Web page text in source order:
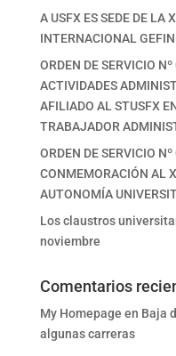
A USFX ES SEDE DE LA
INTERNACIONAL
ORDEN DE SERVICIO
ACTIVIDADES
AFILIADO AL STUSFX
TRABAJADOR
ORDEN DE SERVICIO
CONMEMORACIÓN AL
AUTONOMÍA
Los claustros
noviembre
Comentarios
My Homepage en Baja
algunas carreras